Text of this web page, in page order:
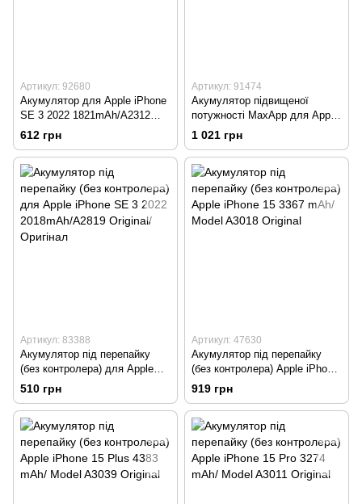
Артикул: 92680
Акумулятор для Apple iPhone
SE 3 2022 1821mAh/A2312
Original/Оригінал
612 грн
Артикул: 91474
Акумулятор підвищеної
потужності MaxApp для Apple
iPhone SE 3 2022
2220mAh/A2312
1 021 грн
Артикул: 83388
Акумулятор під перепайку
(без контролера) для Apple
iPhone SE 3 2022
2018mAh/A2819 Original/
Оригінал
510 грн
Артикул: 47630
Акумулятор під перепайку
(без контролера) Apple iPhone
15 3367 mAh/ Model A3018
Original
919 грн